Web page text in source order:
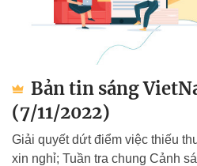
Bản tin sáng
(7/11/2022)
Giải quyết dứt điểm việc thiếu
xin nghỉ; Tuần tra chung Cảnh